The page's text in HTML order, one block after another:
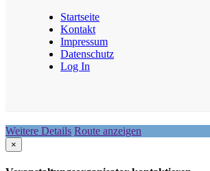
Startseite
Kontakt
Impressum
Datenschutz
Log In
Weitere Details Route anzeigen
×